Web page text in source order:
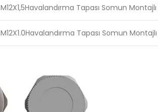
M12X1,5Havalandırma Tapası Somun
M12X1.0Havalandırma Tapası Somun